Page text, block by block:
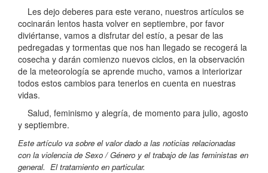
Les dejo deberes para este verano, nuestros artículos se
cocinarán lentos hasta volver en septiembre, por favor
diviértanse, vamos a disfrutar del estío, a pesar de las
pedregadas y tormentas que nos han llegado se recogerá la
cosecha y darán comienzo nuevos ciclos, en la observación
de la meteorología se aprende mucho, vamos a interiorizar
todos estos cambios para tenerlos en cuenta en nuestras
vidas.
Salud, feminismo y alegría, de momento para julio, agosto
y septiembre.
Este artículo va sobre el valor dado a las noticias relacionadas
con la violencia de Sexo / Género y el trabajo de las feministas en
general. El tratamiento en particular.